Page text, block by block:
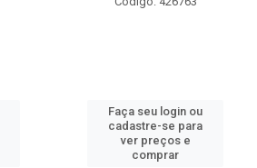
Faça seu login ou
cadastre-se para
ver preços e
comprar